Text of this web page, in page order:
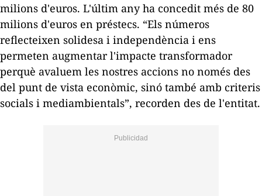
milions d'euros. L'últim any ha concedit més de 80
milions d'euros en préstecs. “Els números
reflecteixen solidesa i independència i ens
permeten augmentar l'impacte transformador
perquè avaluem les nostres accions no només des
del punt de vista econòmic, sinó també amb criteris
socials i mediambientals”, recorden des de l'entitat.